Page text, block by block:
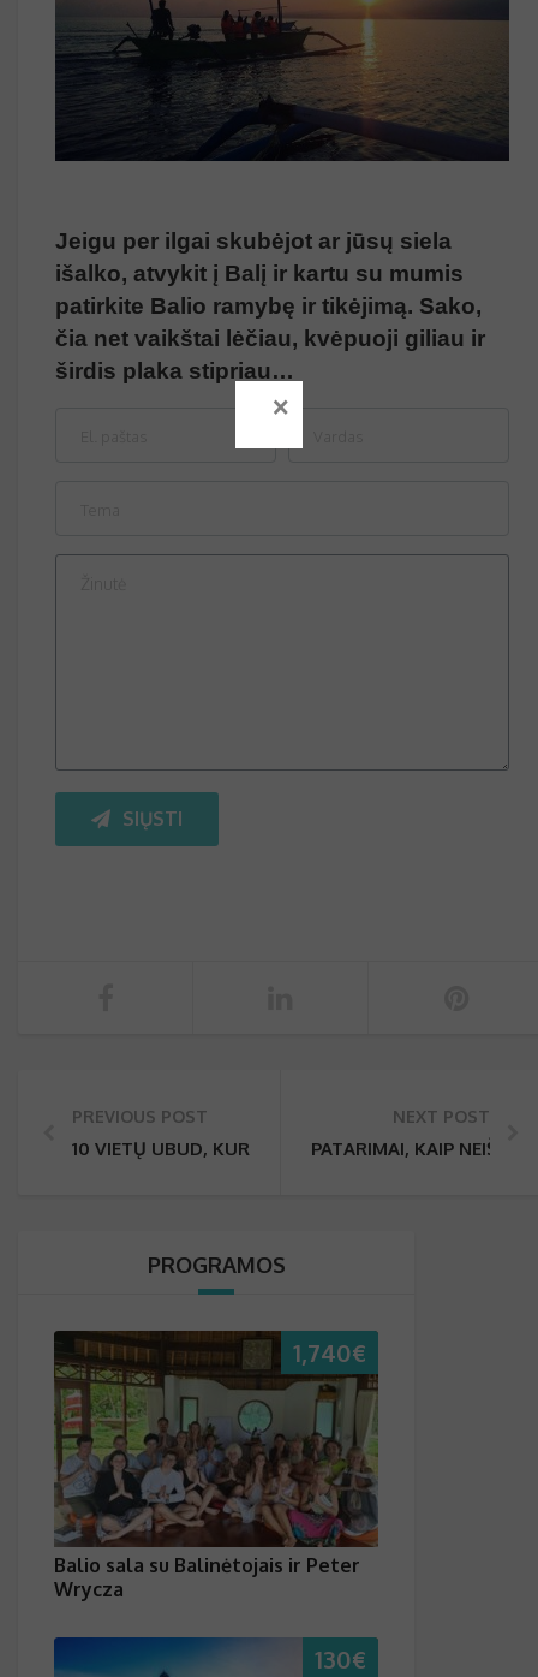
Jeigu per ilgai skubėjot ar jūsų siela
išalko, atvykit į Balį ir kartu su mumis
patirkite Balio ramybę ir tikėjimą. Sako,
čia net vaikštai lėčiau, kvėpuoji giliau ir
širdis plaka stipriau…
SIŲSTI
PREVIOUS POST
10 VIETŲ UBUD, KURIAS APEISITE PĖSČIOMIS
NEXT POST
PATARIMAI, KAIP
PROGRAMOS
1,740€
Balio sala su Balinėtojais ir Peter
Wrycza
130€
×